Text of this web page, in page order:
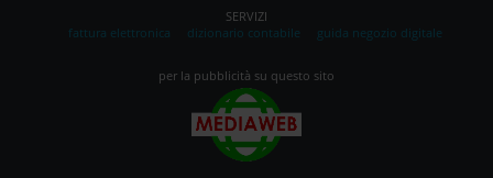
SERVIZI
fattura elettronica
dizionario contabile guida negozio digitale
per la pubblicità su questo sito